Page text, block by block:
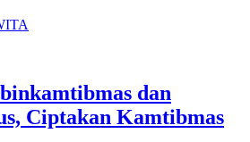
dan
Ciptakan Kamtibmas